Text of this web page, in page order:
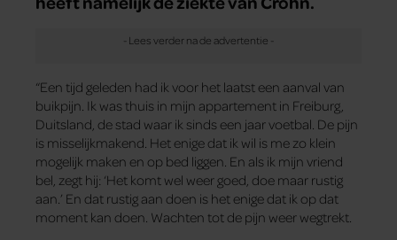
“Een tijd geleden had ik voor het laatst een aanval van
buikpijn. Ik was thuis in mijn appartement in Freiburg,
Duitsland, de stad waar ik sinds een jaar voetbal. De pijn
is misselijkmakend. Het enige dat ik wil is me zo klein
mogelijk maken en op bed liggen. En als ik mijn vriend
bel, zegt hij: ‘Het komt wel weer goed, doe maar rustig
aan.’ En dat rustig aan doen is het enige dat ik op dat
moment kan doen. Wachten tot de pijn weer wegtrekt.